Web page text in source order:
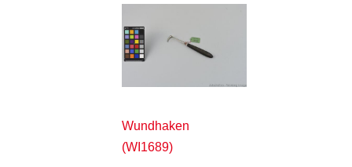
Wundhaken
(WI1689)